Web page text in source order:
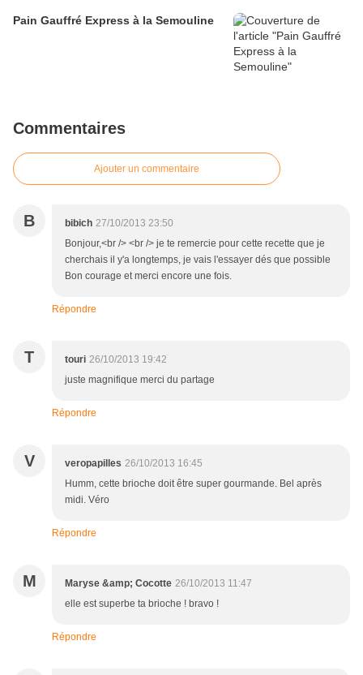
Pain Gauffré Express à la Semouline
Commentaires
Ajouter un commentaire
B bibich 27/10/2013 23:50
Bonjour,<br /> <br /> je te remercie pour cette recette que je
cherchais il y'a longtemps, je vais l'essayer dés que possible
Bon courage et merci encore une fois.
Répondre
T touri 26/10/2013 19:42
juste magnifique merci du partage
Répondre
V veropapilles 26/10/2013 16:45
Humm, cette brioche doit être super gourmande. Bel après
midi. Véro
Répondre
M Maryse &amp; Cocotte 26/10/2013 11:47
elle est superbe ta brioche ! bravo !
Répondre